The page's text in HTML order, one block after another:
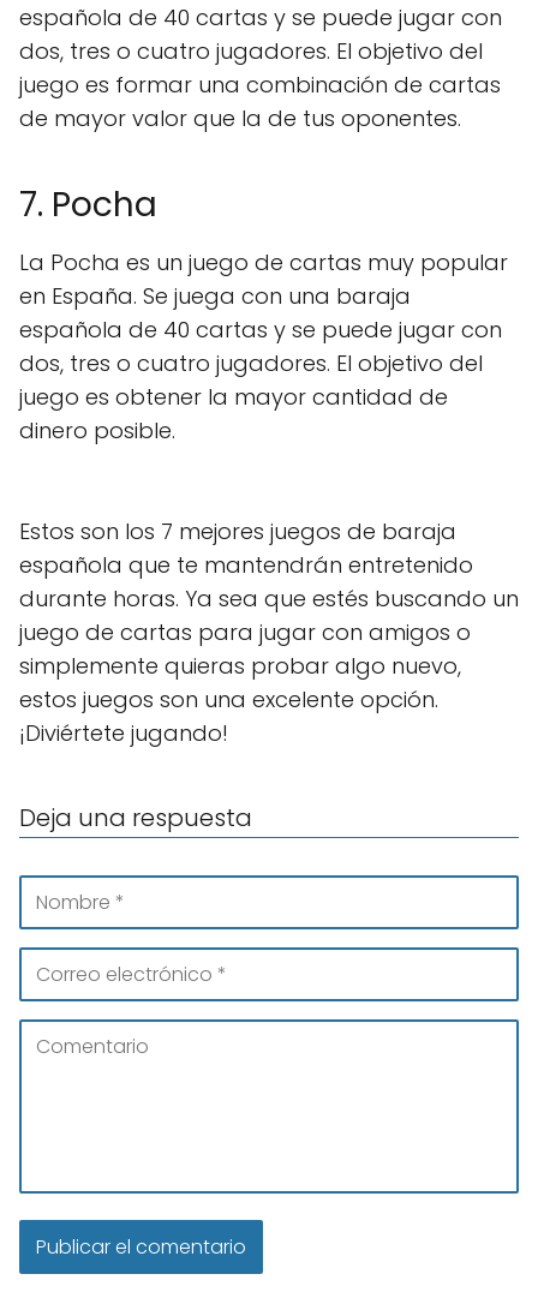
española de 40 cartas y se puede jugar con
dos, tres o cuatro jugadores. El objetivo del
juego es formar una combinación de cartas
de mayor valor que la de tus oponentes.
7. Pocha
La Pocha es un juego de cartas muy popular
en España. Se juega con una baraja
española de 40 cartas y se puede jugar con
dos, tres o cuatro jugadores. El objetivo del
juego es obtener la mayor cantidad de
dinero posible.
Estos son los 7 mejores juegos de baraja
española que te mantendrán entretenido
durante horas. Ya sea que estés buscando un
juego de cartas para jugar con amigos o
simplemente quieras probar algo nuevo,
estos juegos son una excelente opción.
¡Diviértete jugando!
Deja una respuesta